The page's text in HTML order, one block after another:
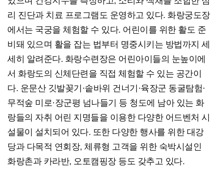
리 진단과 치료 프로그램도 운영하고 있다. 화랑궁도장
에서는 국궁을 체험할 수 있다. 어린이를 위한 활도 준
비돼 있으며 활을 잡는 법부터 명중시키는 방법까지 세
세히 알려준다. 화랑수련장은 어린아이들의 눈높이에
서 화랑도의 신체단련을 직접 체험할 수 있는 공간이
다. 운문산 깃발꽂기·솥바위 건너기·육장군 동굴탐험·
무적숲 미로·장군평 넘나들기 등 청도에 남아 있는 화
랑들의 자취 어린 지명들을 이용한 다양한 어드벤처 시
설물이 설치되어 있다. 또한 다양한 행사를 위한 대강
당과 다목적 연회장, 체류형 고객을 위한 숙박시설인
화랑촌과 카라반, 오토캠핑장 등도 갖추고 있다.